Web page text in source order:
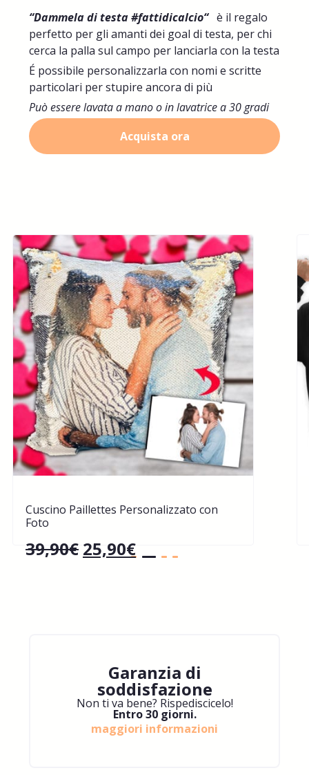
“Dammela di testa #fattidicalcio“ è il regalo
perfetto per gli amanti dei goal di testa, per chi
cerca la palla sul campo per lanciarla con la testa
É possibile personalizzarla con nomi e scritte
particolari per stupire ancora di più
Può essere lavata a mano o in lavatrice a 30 gradi
Acquista ora
Cuscino Paillettes Personalizzato con
Foto
39,90€ 25,90€
Garanzia di
soddisfazione
Non ti va bene? Rispediscicelo!
Entro 30 giorni.
maggiori informazioni